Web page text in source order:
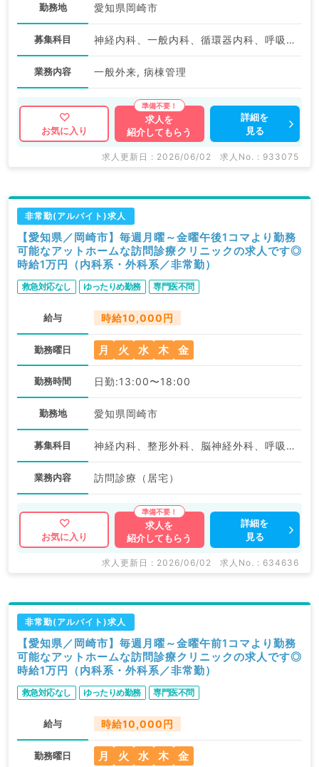
勤務地 愛知県岡崎市
募集科目 神経内科、一般内科、循環器内科、呼吸器内科、消化器内科、内分泌・代謝内科、腎臓内科、老年内科、血液内科、膠原病科
業務内容 一般外来, 病棟管理
お気に入り
求人を
紹介してもらう
詳細を
見る
求人更新日 : 2026/06/02 求人No. : 933075
非常勤(アルバイト)求人
【愛知県／岡崎市】毎週月曜～金曜午後1コマより勤務
可能なアットホームな訪問診療クリニックの求人です◎
時給1万円（内科系・外科系／非常勤）
救急対応なし ゆったりめ勤務 専門医不問
給与 時給10,000円
勤務曜日 月 火 水 木 金
勤務時間 日勤:13:00〜18:00
勤務地 愛知県岡崎市
募集科目 神経内科、整形外科、脳神経外科、呼吸器外科、心臓血管外科、一般内科、循環器内科、呼吸器内科、消化器内科、内分泌・代謝内科、腎臓内科、外科系全般、一般外科、消化器外科
業務内容 訪問診療（居宅）
お気に入り
求人を
紹介してもらう
詳細を
見る
求人更新日 : 2026/06/02 求人No. : 634636
非常勤(アルバイト)求人
【愛知県／岡崎市】毎週月曜～金曜午前1コマより勤務
可能なアットホームな訪問診療クリニックの求人です◎
時給1万円（内科系・外科系／非常勤）
救急対応なし ゆったりめ勤務 専門医不問
給与 時給10,000円
勤務曜日 月 火 水 木 金